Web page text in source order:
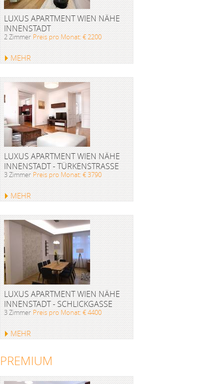
LUXUS APARTMENT WIEN NÄHE
INNENSTADT
2 Zimmer Preis pro Monat: € 2200
MEHR
LUXUS APARTMENT WIEN NÄHE
INNENSTADT - TÜRKENSTRASSE
3 Zimmer Preis pro Monat: € 3790
MEHR
LUXUS APARTMENT WIEN NÄHE
INNENSTADT - SCHLICKGASSE
3 Zimmer Preis pro Monat: € 4400
MEHR
PREMIUM